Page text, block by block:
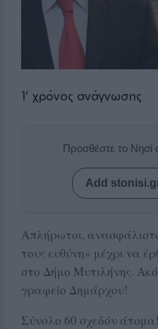
1' χρόνος ανάγνωσης
Προσθέστε το Νησί
Add
Απλήρωτοι,
τους ευθύνη» μέχρι να
στο Δήμο Μυτιλήνης.
γραφείο Δημάρχου!
Σύνολο 60 σχεδόν άτομα!